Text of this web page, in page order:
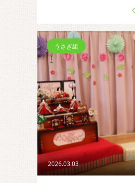
2026.03.03
うさぎ組